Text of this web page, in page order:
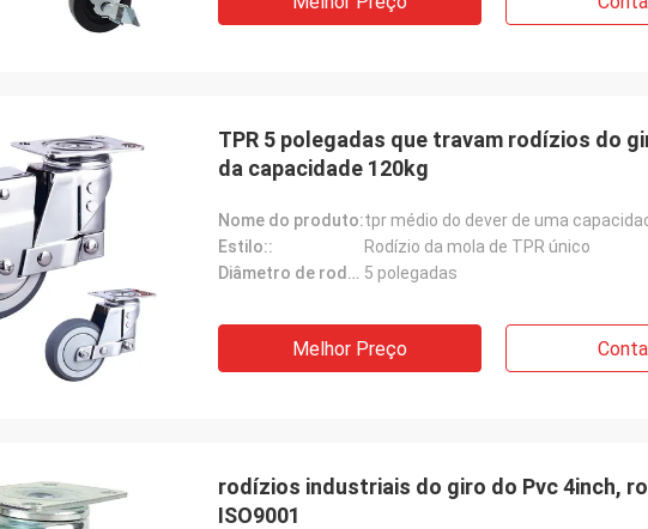
TPR 5 polegadas que travam rodízios do
da capacidade 120kg
Nome do produto:
Estilo::
Rodízio da mola de TPR único
Diâmetro de roda:: 5 polegadas
Melhor Preço
rodízios industriais do giro do Pvc 4inch,
ISO9001